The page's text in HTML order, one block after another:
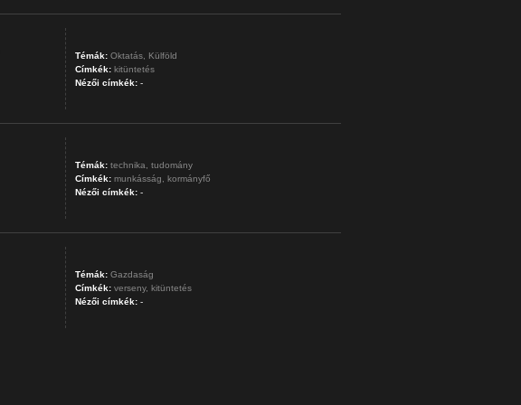
Témák: Oktatás,
Külföld
Címkék: kitüntetés
Nézői címkék:-
Témák: technika,
tudomány
Címkék: munkásság,
kormányfő
Nézői címkék:-
Témák: Gazdaság
Címkék: verseny, kitüntetés
Nézői címkék:-